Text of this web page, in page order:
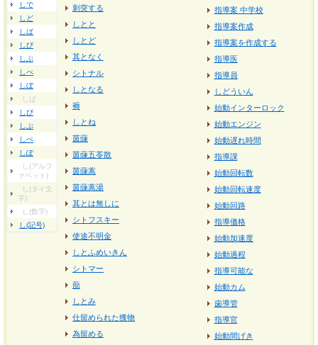
しで
しど
しば
しび
しぶ
しべ
しぼ
しぱ
しぴ
しぷ
しぺ
しぽ
し(アルフ
ァベット)
し(タイ文
字)
し(数字)
し(記号)
刺突する
しとと
しとど
其となく
シトナル
しとなる
褥
しとね
茵蔯
茵蔯五苓散
茵蔯蒿
茵蔯蒿湯
其とは無しに
シトフスキー
使途不明金
しとふめいきん
シトマー
蔀
しとみ
仕留められた獲物
為留める
指導案 中学校
指導案作成
指導案を作成する
指導医
指導員
しどういん
始動インターロック
始動エンジン
始動遅れ時間
指導課
始動回転数
始動回転速度
始動回路
指導価格
始動加速度
始動過程
指導可能な
始動カム
歯導管
指導官
始動間げき